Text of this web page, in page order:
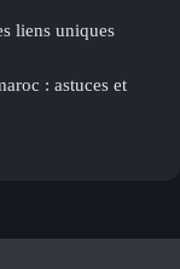
liens uniques
: astuces et